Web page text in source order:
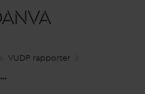
VUDP rapporter